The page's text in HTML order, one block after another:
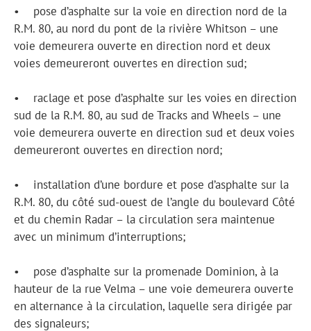
• pose d’asphalte sur la voie en direction nord de la
R.M. 80, au nord du pont de la rivière Whitson – une
voie demeurera ouverte en direction nord et deux
voies demeureront ouvertes en direction sud;
• raclage et pose d’asphalte sur les voies en direction
sud de la R.M. 80, au sud de Tracks and Wheels – une
voie demeurera ouverte en direction sud et deux voies
demeureront ouvertes en direction nord;
• installation d’une bordure et pose d’asphalte sur la
R.M. 80, du côté sud-ouest de l’angle du boulevard Côté
et du chemin Radar – la circulation sera maintenue
avec un minimum d’interruptions;
• pose d’asphalte sur la promenade Dominion, à la
hauteur de la rue Velma – une voie demeurera ouverte
en alternance à la circulation, laquelle sera dirigée par
des signaleurs;